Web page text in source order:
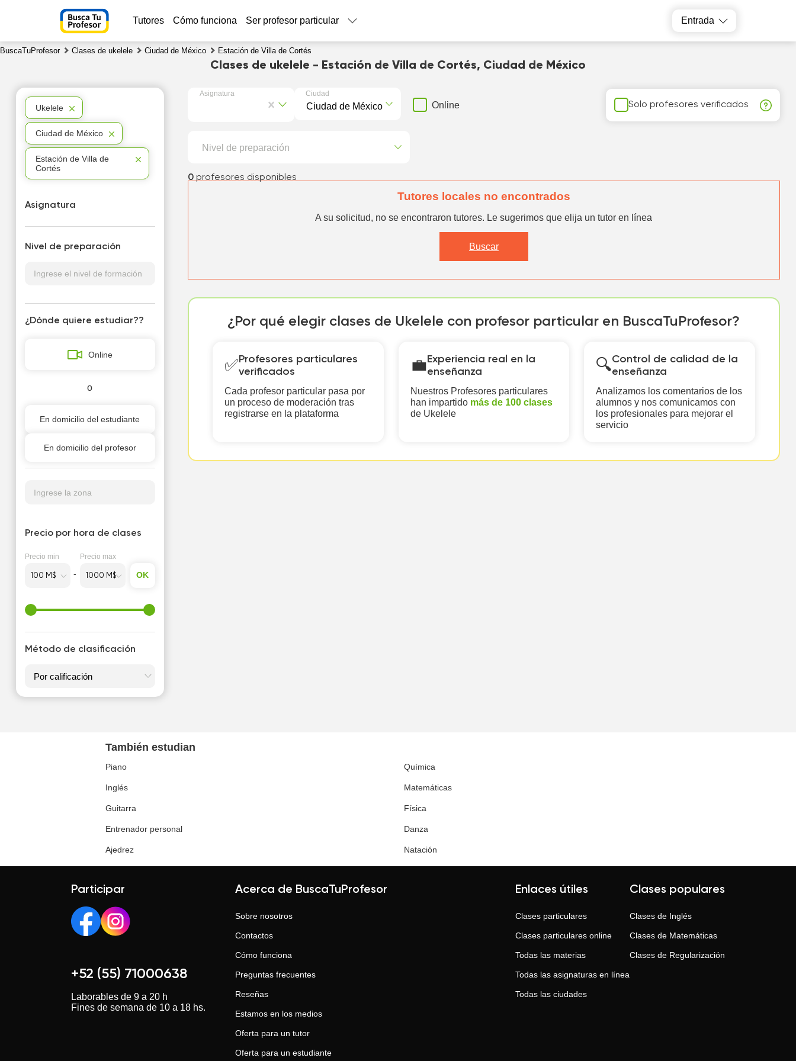
Tutores Cómo funciona Ser profesor particular Entrada
BuscaTuProfesor Clases de ukelele Ciudad de México Estación de Villa de Cortés
Clases de ukelele - Estación de Villa de Cortés, Ciudad de México
Asignatura Ciudad
Online Solo profesores verificados
Nivel de preparación
0 profesores disponibles
Tutores locales no encontrados
A su solicitud, no se encontraron tutores. Le sugerimos que elija un tutor en línea
Buscar
¿Por qué elegir clases de Ukelele con profesor particular en BuscaTuProfesor?
✅ Profesores particulares
verificados
Cada profesor particular pasa por
un proceso de moderación tras
registrarse en la plataforma
💼 Experiencia real en la
enseñanza
Nuestros Profesores particulares
han impartido más de 100 clases
de Ukelele
🔍Control de calidad de la
enseñanza
Analizamos los comentarios de los
alumnos y nos comunicamos con
los profesionales para mejorar el
servicio
Ukelele
Ciudad de México
Estación de Villa de
Cortés
Asignatura
Nivel de preparación
¿Dónde quiere estudiar??
Online
o
En domicilio del estudiante
En domicilio del profesor
Ingrese la zona
Precio por hora de clases
Precio min Precio max
OK
Método de clasificación
También estudian
Piano Química
Inglés Matemáticas
Guitarra Física
Entrenador personal Danza
Ajedrez Natación
Participar
+52 (55) 71000638
Laborables de 9 a 20 h
Fines de semana de 10 a 18 hs.
Acerca de BuscaTuProfesor
Sobre nosotros
Contactos
Cómo funciona
Preguntas frecuentes
Reseñas
Estamos en los medios
Oferta para un tutor
Oferta para un estudiante
Enlaces útiles
Clases particulares
Clases particulares online
Todas las materias
Todas las asignaturas en línea
Todas las ciudades
Clases populares
Clases de Inglés
Clases de Matemáticas
Clases de Regularización